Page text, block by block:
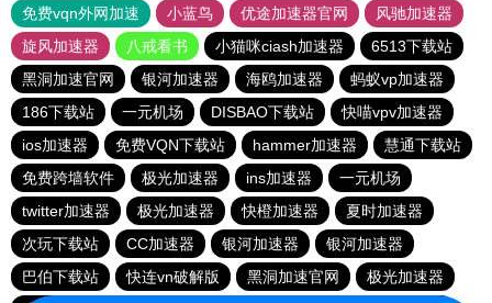
免费vqn外网加速
小蓝鸟 优途加速器官网
风驰加速器
旋风加速器
八戒看书 小猫咪ciash加速器
6513下载站
黑洞加速官网
银河加速器 海鸥加速器
蚂蚁vp加速器
186下载站
一元机场 DISBAO下载站
快喵vpv加速器
ios加速器
免费VQN下载站 hammer加速器
慧通下载站
免费跨墙软件
极光加速器 ins加速器
一元机场
twitter加速器
极光加速器 快橙加速器
夏时加速器
次玩下载站
CC加速器 银河加速器
银河加速器
巴伯下载站
快连vn破解版 黑洞加速官网
极光加速器